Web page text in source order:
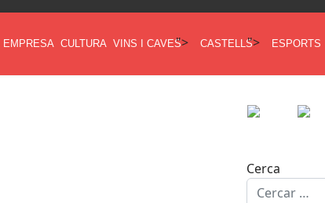
EMPRESA CULTURA VINS I CAVES"> CASTELLS"> ESPORTS
Cerca